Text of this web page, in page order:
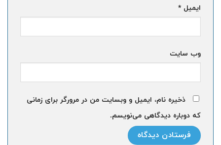
ایمیل *
وب‌ سایت
ذخیره نام، ایمیل و وبسایت من در مرورگر برای زمانی
که دوباره دیدگاهی می‌نویسم.